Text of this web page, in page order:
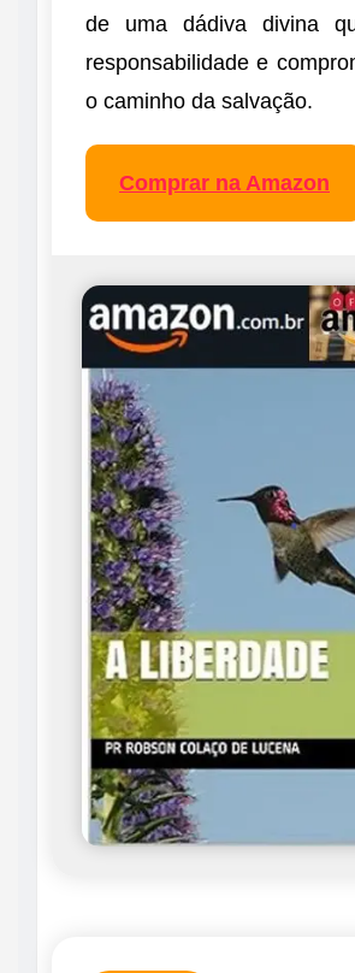
de uma dádiva divina
responsabilidade e
o caminho da salvação.
Comprar na Amazon